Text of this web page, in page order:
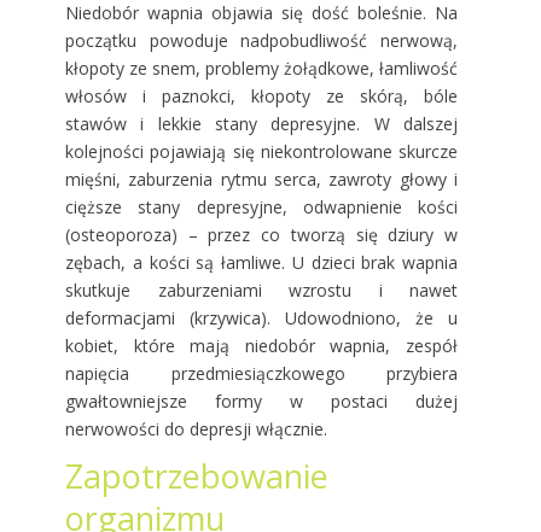
Niedobór wapnia objawia się dość boleśnie. Na
początku powoduje nadpobudliwość nerwową,
kłopoty ze snem, problemy żołądkowe, łamliwość
włosów i paznokci, kłopoty ze skórą, bóle
stawów i lekkie stany depresyjne. W dalszej
kolejności pojawiają się niekontrolowane skurcze
mięśni, zaburzenia rytmu serca, zawroty głowy i
cięższe stany depresyjne, odwapnienie kości
(osteoporoza) – przez co tworzą się dziury w
zębach, a kości są łamliwe. U dzieci brak wapnia
skutkuje zaburzeniami wzrostu i nawet
deformacjami (krzywica). Udowodniono, że u
kobiet, które mają niedobór wapnia, zespół
napięcia przedmiesiączkowego przybiera
gwałtowniejsze formy w postaci dużej
nerwowości do depresji włącznie.
Zapotrzebowanie
organizmu